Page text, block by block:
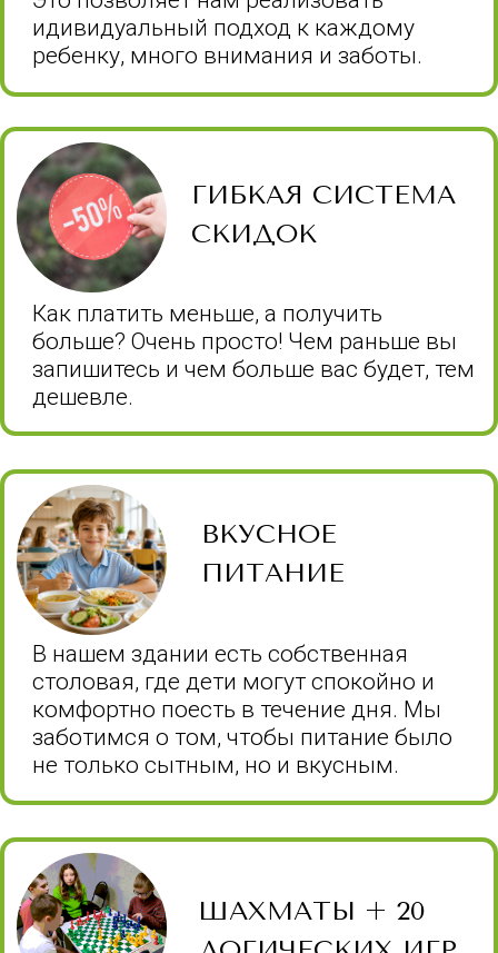
ЛОКАЦИЯ
Мы находимся в самом центре Нового
Города, до нас удобно добраться
нас большая, удобная, а главное -
ШАХМАТЫ + 20
ЛОГИЧЕСКИХ ИГР
Уникальная программа: от
классических шахмат до треугольных и
шведских вариантов!
СМЕНЫ ЛЕТА 2026
ИЮЛЬ
22 июня – 3 июля
Первая смена:
ИЮНЬ
смена завершилась, но можно
ЧТО ВХОДИТ В СТОИМОСТЬ?